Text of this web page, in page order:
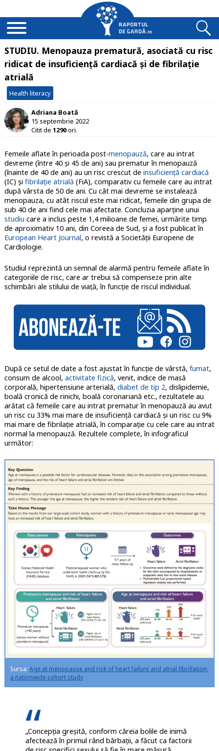
STUDIU. Menopauza prematură, asociată cu risc
ridicat de insuficiență cardiacă și de fibrilație
atrială
Health literacy
Adriana Boată
15 septembrie 2022
Citit de 1290ori.
Femeile aflate în perioada post-menopauză, care au intrat
devreme (între 40 și 45 de ani) sau prematur în menopauză
(înainte de 40 de ani) au un risc crescut de insuficiență cardiacă
(IC) și fibrilație atrială (FiA), comparativ cu femeile care au intrat
după vârsta de 50 de ani. Cu cât mai devreme se instalează
menopauza, cu atât riscul este mai ridicat, femeile din grupa de
sub 40 de ani fiind cele mai afectate. Concluzia aparține unui
studiu care a inclus peste 1,4 milioane de femei, urmărite timp
de aproximativ 10 ani, din Coreea de Sud, și a fost publicat în
European Heart Journal, o revistă a Societății Europene de
Cardiologie.
Studiul reprezintă un semnal de alarmă pentru femeile aflate în
categoriile de risc, care ar trebui să compenseze prin alte
schimbări ale stilului de viață, în funcție de riscul individual.
După ce setul de date a fost ajustat în funcție de vârstă, fumat,
consum de alcool, activitate fizică, venit, indice de masă
corporală, hipertensiune arterială, diabet de tip 2, dislipidemie,
boală cronică de rinichi, boală coronariană etc., rezultatele au
arătat că femeile care au intrat prematur în menopauză au avut
un risc cu 33% mai mare de insuficiență cardiacă și un risc cu 9%
mai mare de fibrilație atrială, în comparație cu cele care au intrat
normal la menopauză. Rezultele complete, în infograficul
următor:
Sursa: Age at menopause and risk of heart failure and atrial fibrillation:
a nationwide cohort study
„Concepția greșită, conform căreia bolile de inimă
afectează în primul rând bărbații, a făcut ca factorii